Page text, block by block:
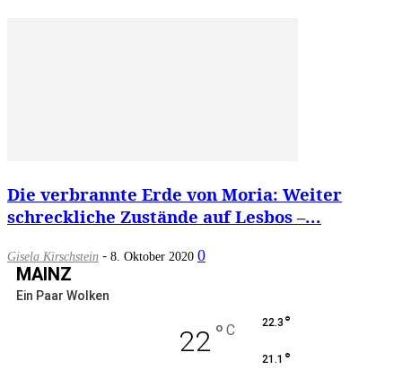
Die verbrannte Erde von Moria: Weiter
schreckliche Zustände auf Lesbos –...
Gisela Kirschstein - 8. Oktober 2020 0
MAINZ
Ein Paar Wolken
22 ° C 22.3 °
21.1 °